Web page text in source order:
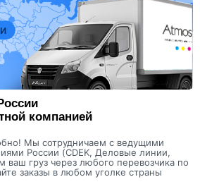
компанией
Мы сотрудничаем с ведущими
России (CDEK, Деловые линии,
ваш груз через любого перевозчика по
заказы в любом уголке страны